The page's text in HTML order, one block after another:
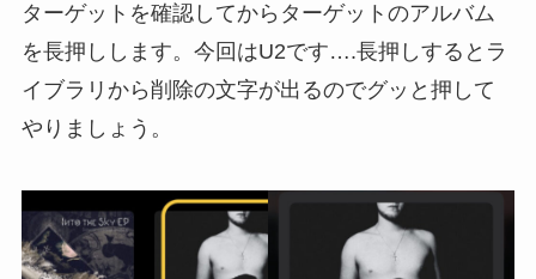
ターゲットを確認してからターゲットのアルバム
を長押しします。今回はU2です….長押しするとラ
イブラリから削除の文字が出るのでグッと押して
やりましょう。